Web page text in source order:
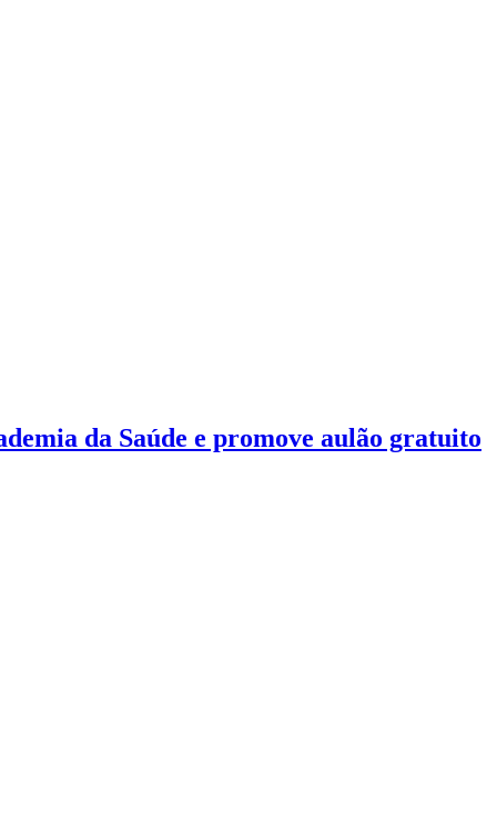
da Saúde e promove aulão gratuito